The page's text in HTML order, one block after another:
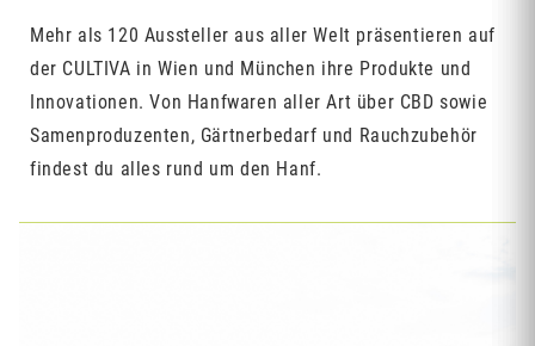
Mehr als 120 Aussteller aus aller Welt präsentieren auf
der CULTIVA in Wien und München ihre Produkte und
Innovationen. Von Hanfwaren aller Art über CBD sowie
Samenproduzenten, Gärtnerbedarf und Rauchzubehör
findest du alles rund um den Hanf.